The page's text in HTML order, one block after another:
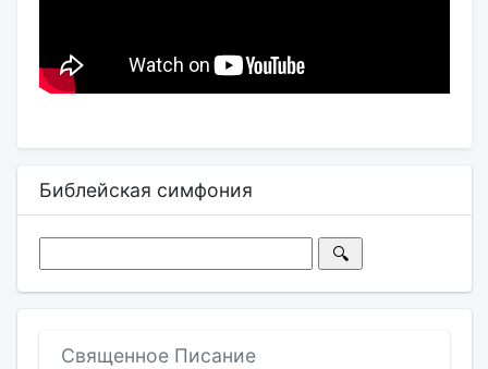
Библейская симфония
Священное Писание